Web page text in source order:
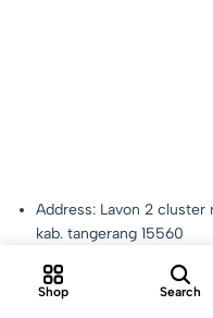
Address: Lavon 2
kab. tangerang 15560
Email:
Phone:
+62 813 9853 701
Shop Search